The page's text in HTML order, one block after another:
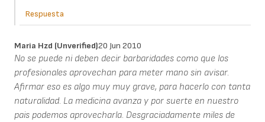
Respuesta
Maria Hzd (unverified)20 Jun 2010
No se puede ni deben decir barbaridades como que los
profesionales aprovechan para meter mano sin avisar.
Afirmar eso es algo muy muy grave, para hacerlo con tanta
naturalidad. La medicina avanza y por suerte en nuestro
pais podemos aprovecharla. Desgraciadamente miles de